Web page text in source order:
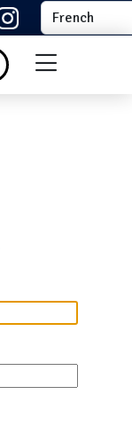
Select your
Menu du